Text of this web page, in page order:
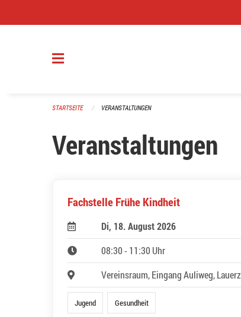
STARTSEITE VERANSTALTUNGEN
Veranstaltungen
Fachstelle Frühe Kindheit
Di, 18. August 2026
08:30 - 11:30 Uhr
Vereinsraum, Eingang Auliweg, Lauerz
Jugend Gesundheit